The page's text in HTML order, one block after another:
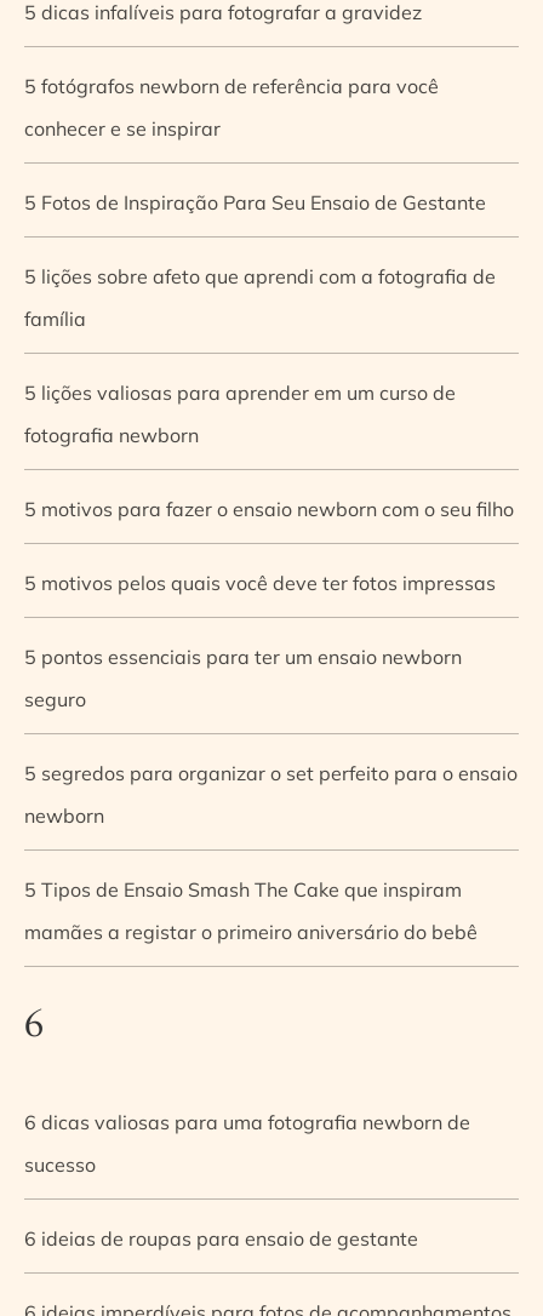
5 dicas infalíveis para fotografar a gravidez
5 fotógrafos newborn de referência para você
conhecer e se inspirar
5 Fotos de Inspiração Para Seu Ensaio de Gestante
5 lições sobre afeto que aprendi com a fotografia de
família
5 lições valiosas para aprender em um curso de
fotografia newborn
5 motivos para fazer o ensaio newborn com o seu filho
5 motivos pelos quais você deve ter fotos impressas
5 pontos essenciais para ter um ensaio newborn
seguro
5 segredos para organizar o set perfeito para o ensaio
newborn
5 Tipos de Ensaio Smash The Cake que inspiram
mamães a registar o primeiro aniversário do bebê
6
6 dicas valiosas para uma fotografia newborn de
sucesso
6 ideias de roupas para ensaio de gestante